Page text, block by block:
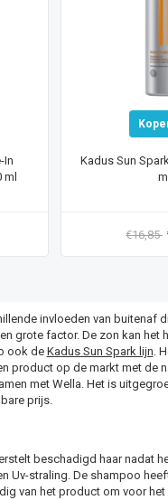
In
Kadus Sun
ml
€16,85
invloeden van buitenaf
grote factor. De zon kan het
ook de Kadus Sun Spark lijn.
product op de markt met de
met Wella. Het is
prijs.
beschadigd haar nadat
Uv-straling. De shampoo
van het product om voor